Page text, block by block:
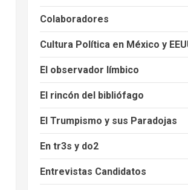
Colaboradores
Cultura Política en México y
El observador límbico
El rincón del bibliófago
El Trumpismo y sus Paradojas
En tr3s y do2
Entrevistas Candidatos